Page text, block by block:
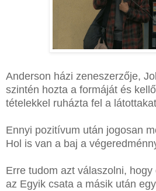
Anderson házi zeneszerzője,
szintén hozta a formáját és
tételekkel ruházta fel a
Ennyi pozitívum után jogosan
Hol is van a baj a
Erre tudom azt válaszolni,
az Egyik csata a másik után